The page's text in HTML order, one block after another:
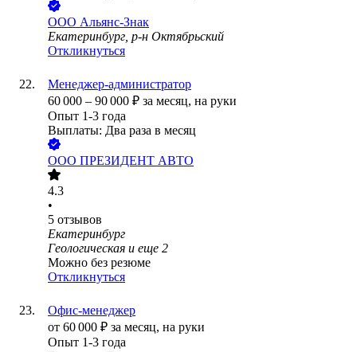
ООО Альянс-Знак
Екатеринбург, р-н Октябрьский
Откликнуться
Менеджер-администратор
60 000 – 90 000 ₽ за месяц, на руки
Опыт 1-3 года
Выплаты: Два раза в месяц
ООО ПРЕЗИДЕНТ АВТО
4.3
•
5 отзывов
Екатеринбург
Геологическая и еще 2
Можно без резюме
Откликнуться
Офис-менеджер
от 60 000 ₽ за месяц, на руки
Опыт 1-3 года